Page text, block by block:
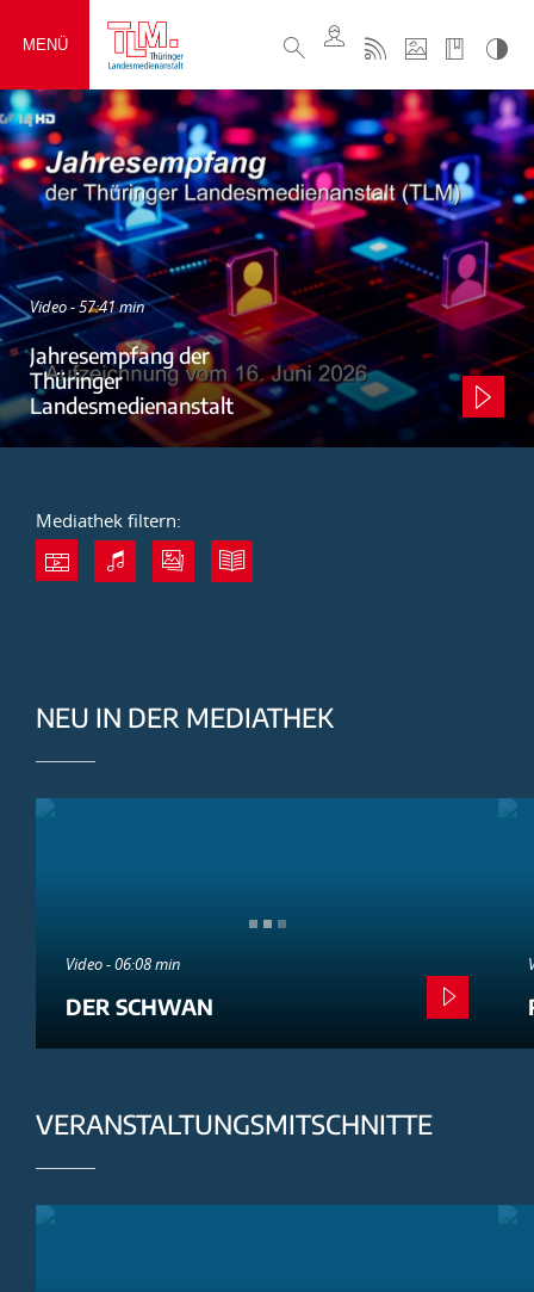
MENÜ
Video - 57:41 min
Jahresempfang der
Thüringer
Landesmedienanstalt
Mediathek filtern:
NEU IN DER MEDIATHEK
Video - 06:08 min
DER SCHWAN
VERANSTALTUNGSMITSCHNITTE